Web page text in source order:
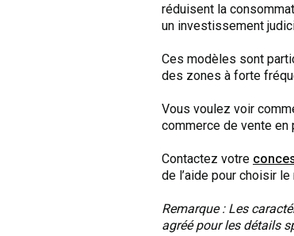
réduisent la
un investissement
Ces modèles sont
des zones à forte
Vous voulez voir
commerce de vente en
Contactez votre
de l’aide pour choisir
Remarque : Les
agréé pour les détails